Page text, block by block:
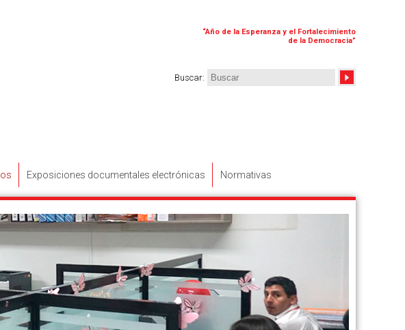
“Año de la Esperanza y el Fortalecimiento
de la Democracia”
Buscar:
Exposiciones documentales electrónicas Normativas